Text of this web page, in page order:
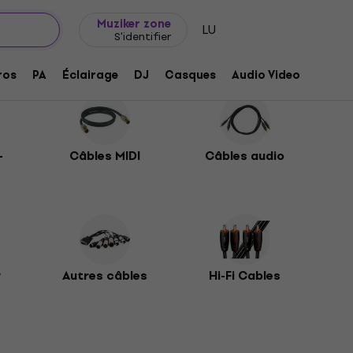
Muziker zone
S'identifier LU
PA Éclairage DJ Casques Audio Video
Câbles MIDI Câbles audio
Autres câbles Hi-Fi Cables